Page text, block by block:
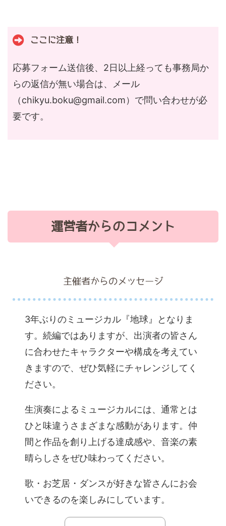
ここに注意！
応募フォーム送信後、2日以上経っても事務局か
らの返信が無い場合は、メール
（chikyu.boku@gmail.com）で問い合わせが必
要です。
運営者からのコメント
主催者からのメッセージ
3年ぶりのミュージカル『地球』となりま
す。続編ではありますが、出演者の皆さん
に合わせたキャラクターや構成を考えてい
きますので、ぜひ気軽にチャレンジしてく
ださい。
生演奏によるミュージカルには、通常とは
ひと味違うさまざまな感動があります。仲
間と作品を創り上げる達成感や、音楽の素
晴らしさをぜひ味わってください。
歌・お芝居・ダンスが好きな皆さんにお会
いできるのを楽しみにしています。